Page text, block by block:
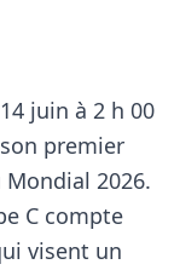
juin à 2 h 00
premier
2026.
C compte
visent un